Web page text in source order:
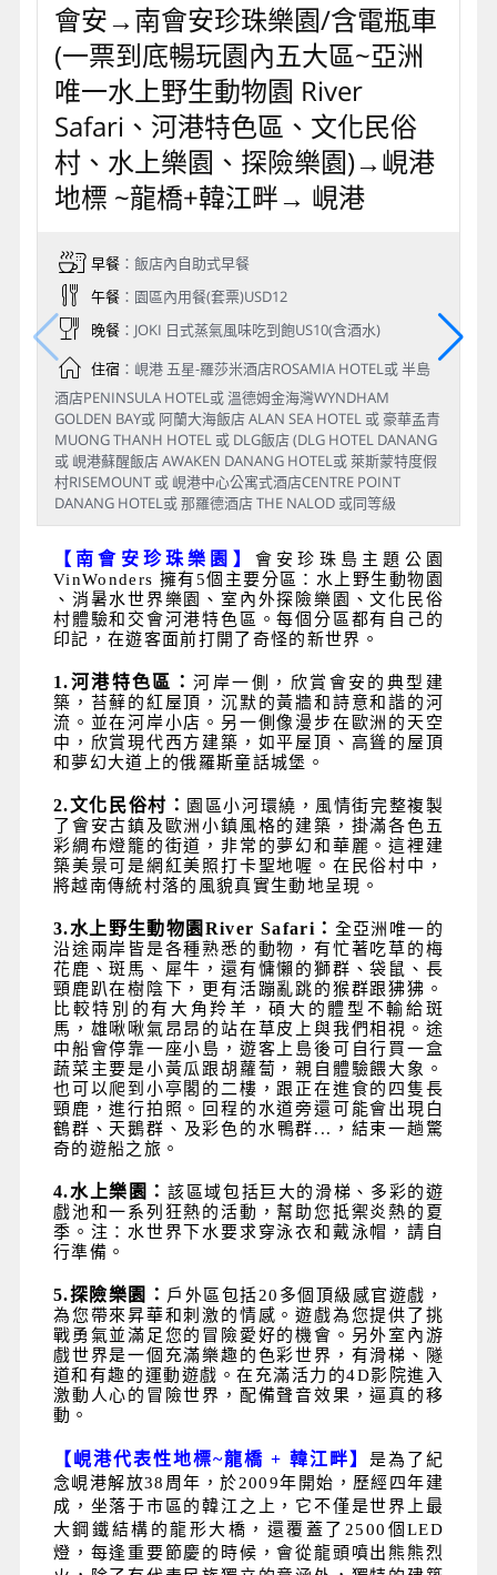
會安→南會安珍珠樂園/含電瓶車
(一票到底暢玩園內五大區~亞洲
唯一水上野生動物園 River
Safari、河港特色區、文化民俗
村、水上樂園、探險樂園)→峴港
地標 ~龍橋+韓江畔→ 峴港
早餐：飯店內自助式早餐
午餐：園區內用餐(套票)USD12
晚餐：JOKI 日式蒸氣風味吃到飽US10(含酒水)
住宿：峴港 五星-羅莎米酒店ROSAMIA HOTEL或 半島
酒店PENINSULA HOTEL或 溫德姆金海灣WYNDHAM
GOLDEN BAY或 阿蘭大海飯店 ALAN SEA HOTEL 或 豪華孟青
MUONG THANH HOTEL 或 DLG飯店 (DLG HOTEL DANANG
或 峴港蘇醒飯店 AWAKEN DANANG HOTEL或 萊斯蒙特度假
村RISEMOUNT 或 峴港中心公寓式酒店CENTRE POINT
DANANG HOTEL或 那羅德酒店 THE NALOD 或同等級
【南會安珍珠樂園】 會安珍珠島主題公園
VinWonders 擁有5個主要分區：水上野生動物園
、消暑水世界樂園、室內外探險樂園、文化民俗
村體驗和交會河港特色區。每個分區都有自己的
印記，在遊客面前打開了奇怪的新世界。
1.河港特色區：河岸一側，欣賞會安的典型建
築，苔蘚的紅屋頂，沉默的黃牆和詩意和諧的河
流。並在河岸小店。另一側像漫步在歐洲的天空
中，欣賞現代西方建築，如平屋頂、高聳的屋頂
和夢幻大道上的俄羅斯童話城堡。
2.文化民俗村：
園區小河環繞，風情街完整複製
了會安古鎮及歐洲小鎮風格的建築，掛滿各色五
彩綢布燈籠的街道，非常的夢幻和華麗。這裡建
築美景可是網紅美照打卡聖地喔。在民俗村中，
將越南傳統村落的風貌真實生動地呈現。
3.水上野生動物園 River Safari ： 全亞洲唯一的
沿途兩岸皆是各種熟悉的動物，有忙著吃草的梅
花鹿、斑馬、犀牛，還有慵懶的獅群、袋鼠、長
頸鹿趴在樹陰下，更有活蹦亂跳的猴群跟狒狒。
比較特別的有大角羚羊，碩大的體型不輸給斑
馬，雄啾啾氣昂昂的站在草皮上與我們相視。途
中船會停靠一座小島，遊客上島後可自行買一盒
蔬菜主要是小黃瓜跟胡蘿蔔，親自體驗餵大象。
也可以爬到小亭閣的二樓，跟正在進食的四隻長
頸鹿，進行拍照。回程的水道旁還可能會出現白
鶴群、天鵝群、及彩色的水鴨群...，結束一趟驚
奇的遊船之旅。
4.水上樂園：該區域包括巨大的滑梯、多彩的遊
戲池和一系列狂熱的活動，幫助您抵禦炎熱的夏
季。注：水世界下水要求穿泳衣和戴泳帽，請自
行準備。
5.探險樂園： 戶外區包括20 多個頂級感官遊戲，
為您帶來昇華和刺激的情感。遊戲為您提供了挑
戰勇氣並滿足您的冒險愛好的機會。另外室內游
戲世界是一個充滿樂趣的色彩世界，有滑梯、隧
道和有趣的運動遊戲。在充滿活力的4D影院進入
激動人心的冒險世界，配備聲音效果，逼真的移
動。
【峴港代表性地標~龍橋 + 韓江畔】 是為了紀
念峴港解放38周年，於2009年開始，歷經四年建
成，坐落于市區的韓江之上，它不僅是世界上最
大鋼鐵結構的龍形大橋，還覆蓋了2500個LED
燈，每逢重要節慶的時候，會從龍頭噴出熊熊烈